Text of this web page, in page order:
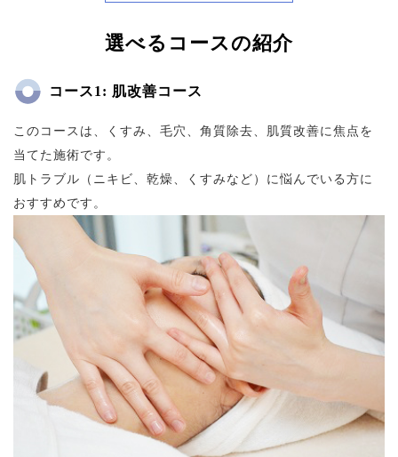
選べるコースの紹介
コース1: 肌改善コース
このコースは、くすみ、毛穴、角質除去、肌質改善に焦点を
当てた施術です。
肌トラブル（ニキビ、乾燥、くすみなど）に悩んでいる方に
おすすめです。